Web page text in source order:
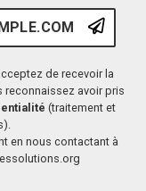
de recevoir la
reconnaissez avoir pris
(traitement et
en nous contactant à